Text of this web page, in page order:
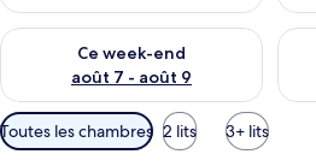
Ce week-end
août 7 - août 9
Vérifier la disponibilité pour ce
Filtres
disponibles
Toutes les chambres 2 lits 3+ lits